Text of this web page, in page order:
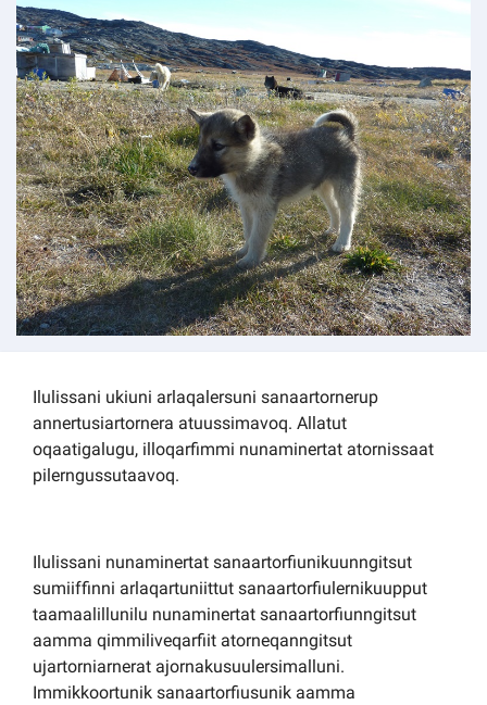
Pilersaarutinut isaavik
Kommuni pillugu paasissutissat
Ilulissani ukiuni arlaqalersuni sanaartornerup
annertusiartornera atuussimavoq. Allatut
oqaatigalugu, illoqarfimmi nunaminertat atornissaat
pilerngussutaavoq.
Ilulissani nunaminertat sanaartorfiunikuunngitsut
sumiiffinni arlaqartuniittut sanaartorfiulernikuupput
taamaalillunilu nunaminertat sanaartorfiunngitsut
aamma qimmiliveqarfiit atorneqanngitsut
ujartorniarnerat ajornakusuulersimalluni.
Immikkoortunik sanaartorfiusunik aamma